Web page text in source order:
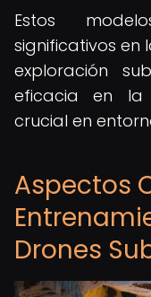
Estos
significativos
exploración
eficacia en la
crucial en
Aspectos
Drones